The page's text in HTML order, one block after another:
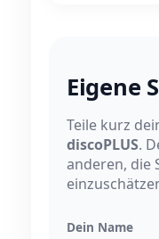
Eigene
Teile kurz
discoPLUS.
anderen, die
Dein Name